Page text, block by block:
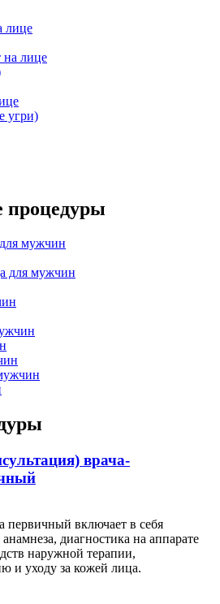
лице
на лице
угри)
процедуры
мужчин
для мужчин
врача-
первичный включает в себя
диагностика на аппарате
наружной терапии,
и уходу за кожей лица.